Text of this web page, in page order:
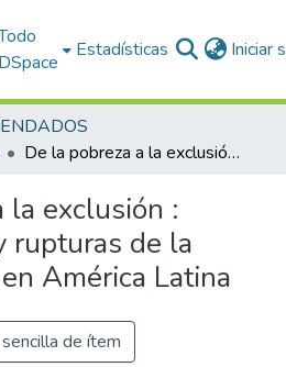
DSpace
Estadísticas Iniciar
De la pobreza a la exclusión : continuidades y rupturas de la cuestión social en América Latina
la exclusión :
rupturas de la
América Latina
de ítem